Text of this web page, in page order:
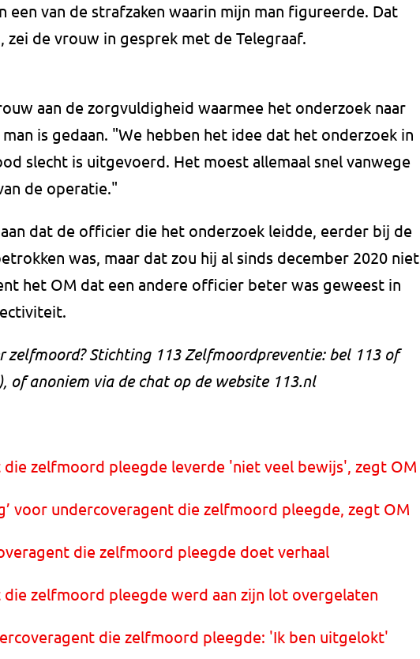
een van de strafzaken waarin mijn man figureerde. Dat
zei de vrouw in gesprek met de Telegraaf.
aan de zorgvuldigheid waarmee het onderzoek naar
is gedaan. "We hebben het idee dat het onderzoek in
slecht is uitgevoerd. Het moest allemaal snel vanwege
de operatie."
dat de officier die het onderzoek leidde, eerder bij de
was, maar dat zou hij al sinds december 2020 niet
het OM dat een andere officier beter was geweest in
zelfmoord? Stichting 113 Zelfmoordpreventie: bel 113 of
of anoniem via de chat op de website 113.nl
zelfmoord pleegde leverde 'niet veel bewijs', zegt OM
voor undercoveragent die zelfmoord pleegde, zegt OM
die zelfmoord pleegde doet verhaal
zelfmoord pleegde werd aan zijn lot overgelaten
die zelfmoord pleegde: 'Ik ben uitgelokt'